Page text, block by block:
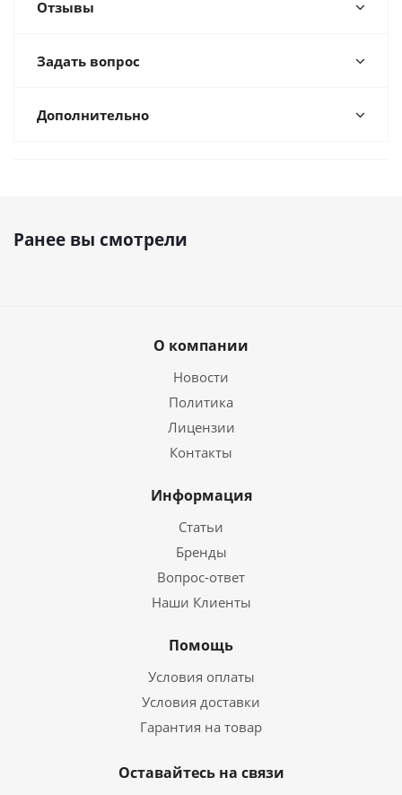
Отзывы
Задать вопрос
Дополнительно
Ранее вы смотрели
О компании
Новости
Политика
Лицензии
Контакты
Информация
Статьи
Бренды
Вопрос-ответ
Наши Клиенты
Помощь
Условия оплаты
Условия доставки
Гарантия на товар
Оставайтесь на связи